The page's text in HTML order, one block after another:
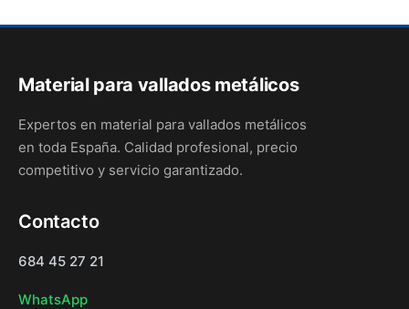
Material para vallados metálicos
Expertos en material para vallados metálicos
en toda España. Calidad profesional, precio
competitivo y servicio garantizado.
Contacto
684 45 27 21
WhatsApp